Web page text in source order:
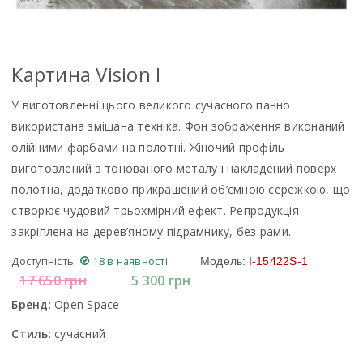
Картина Vision I
У виготовленні цього великого сучасного панно
використана змішана техніка. Фон зображення виконаний
олійними фарбами на полотні. Жіночий профіль
виготовлений з тонованого металу і накладений поверх
полотна, додатково прикрашений об’ємною сережкою, що
створює чудовий трьохмірний ефект. Репродукція
закріплена на дерев’яному підрамнику, без рами.
Доступність: 18 в наявності Модель: I-15422S-1
17 650грн 5 300 грн
Бренд:Open Space
Стиль: сучасний